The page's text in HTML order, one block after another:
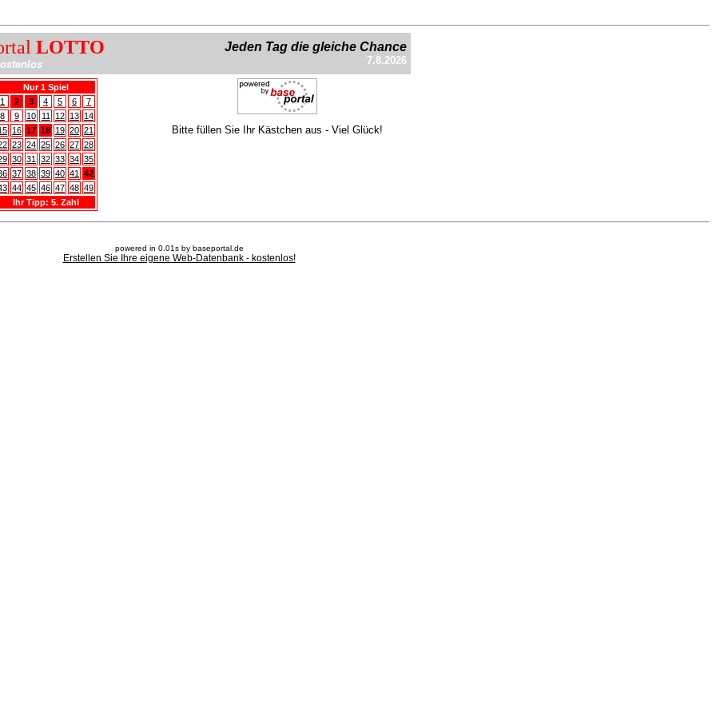
LOTTO Jeden Tag die gleiche Chance
7.8.2026
Nur 1 Spiel
1
2 3 4 5 6
7
8
9 10 11 12 13 14
16 17 18 19 20 21
23 24 25 26 27 28
30 31 32 33 34 35
37 38 39 40 41
42
44 45 46 47 48 49
Ihr Tipp: 5. Zahl
Bitte füllen Sie Ihr Kästchen aus - Viel Glück!
powered in 0.01s by baseportal.de
Erstellen Sie Ihre eigene Web-Datenbank - kostenlos!